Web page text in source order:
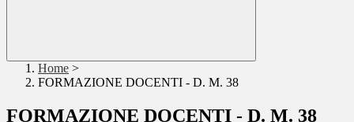
Home >
FORMAZIONE DOCENTI - D. M. 38
FORMAZIONE DOCENTI - D. M. 38